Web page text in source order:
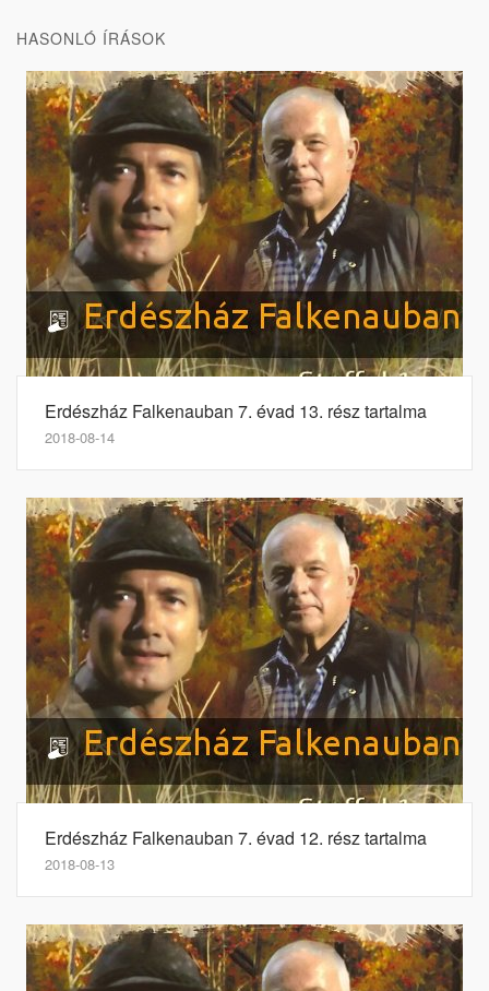
HASONLÓ ÍRÁSOK
Erdészház Falkenauban 7. évad 13. rész tartalma
2018-08-14
Erdészház Falkenauban 7. évad 12. rész tartalma
2018-08-13